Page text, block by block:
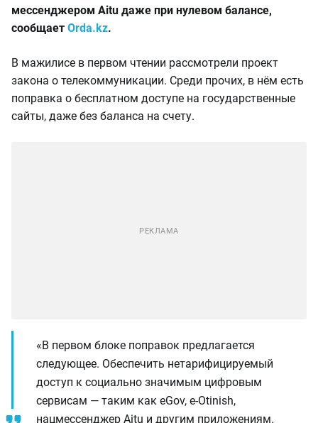
мессенджером Aitu даже при нулевом балансе,
сообщает Orda.kz.
В мажилисе в первом чтении рассмотрели проект
закона о телекоммуникации. Среди прочих, в нём есть
поправка о бесплатном доступе на государственные
сайты, даже без баланса на счету.
«В первом блоке поправок предлагается
следующее. Обеспечить нетарифицируемый
доступ к социально значимым цифровым
сервисам — таким как eGov, e-Otinish,
нацмессенджер Aitu и другим приложениям.